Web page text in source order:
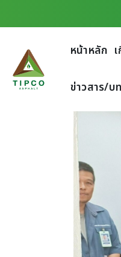
หน้าหลัก
ข่าวสาร/บ
ธุรกิ
(มห